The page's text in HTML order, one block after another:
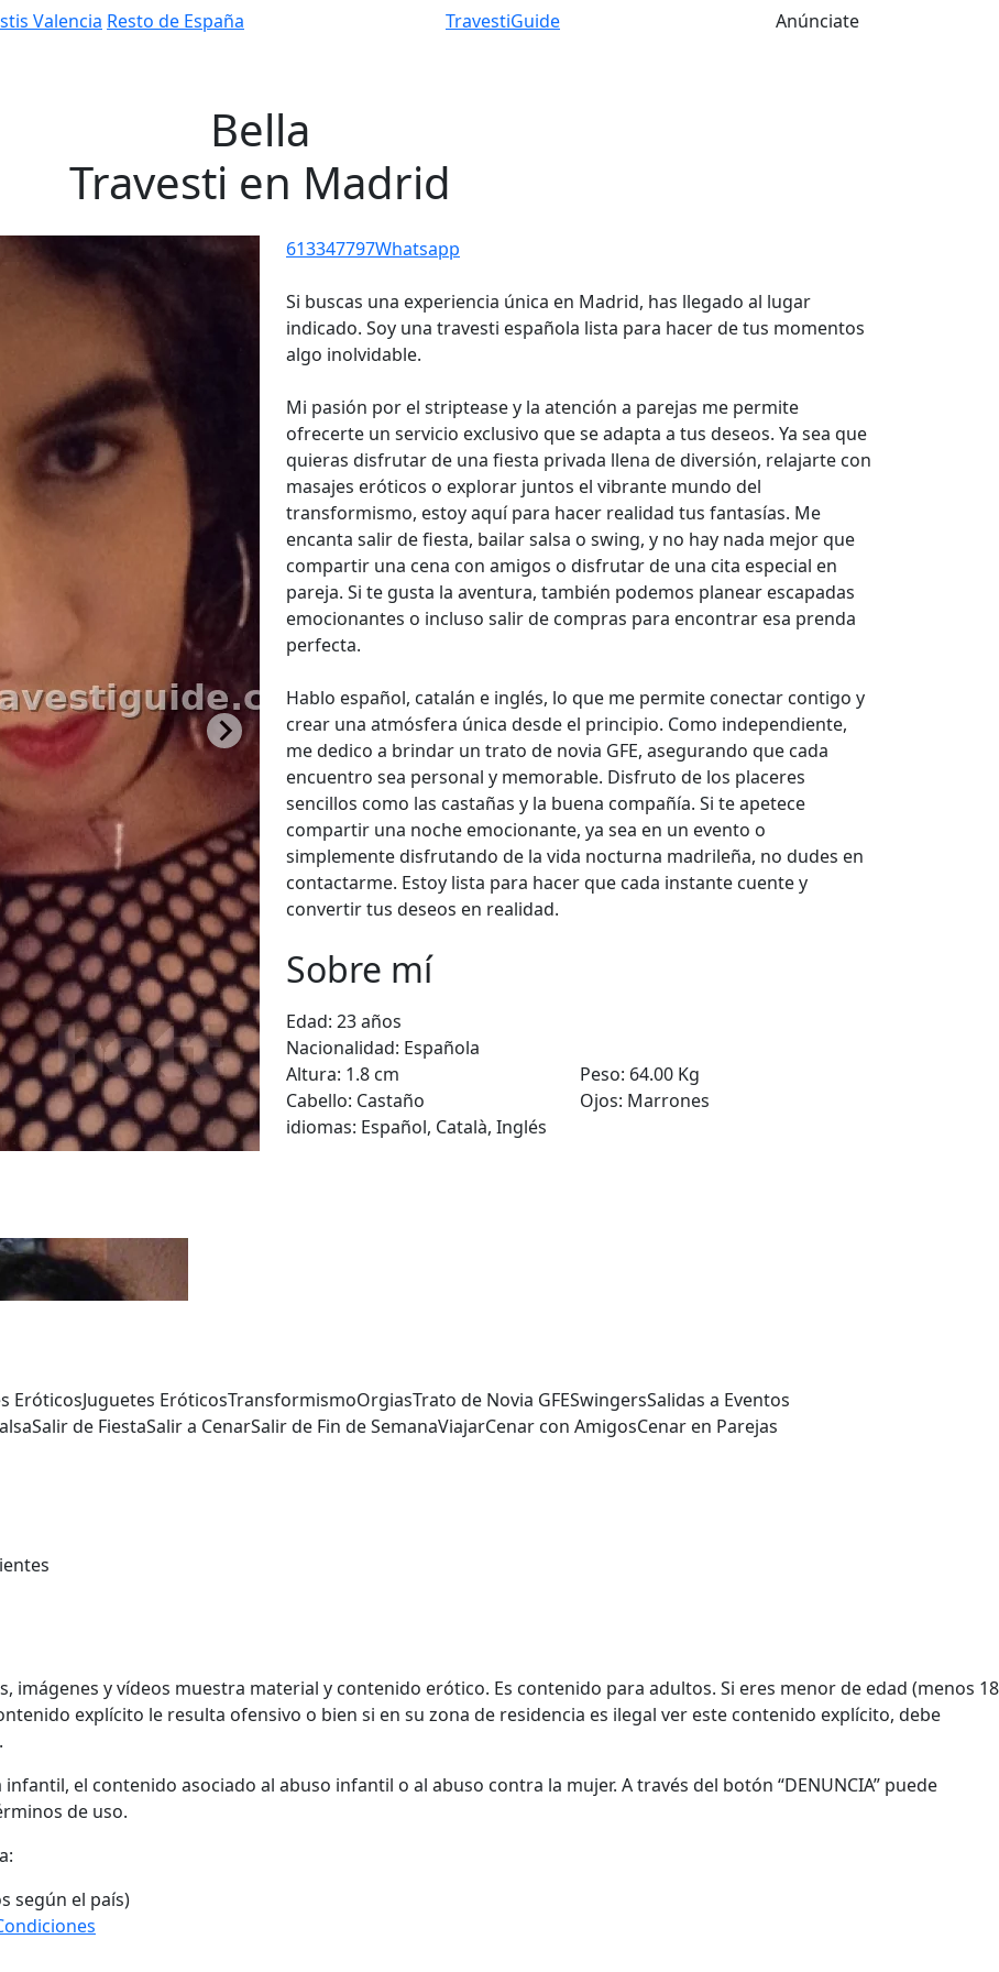
Valencia Resto de España TravestiGuide Anúnciate
Bella
Travesti en Madrid
613347797Whatsapp
Si buscas una experiencia única en Madrid, has llegado al lugar
indicado. Soy una travesti española lista para hacer de tus momentos
algo inolvidable.
Mi pasión por el striptease y la atención a parejas me permite
ofrecerte un servicio exclusivo que se adapta a tus deseos. Ya sea que
quieras disfrutar de una fiesta privada llena de diversión, relajarte con
masajes eróticos o explorar juntos el vibrante mundo del
transformismo, estoy aquí para hacer realidad tus fantasías. Me
encanta salir de fiesta, bailar salsa o swing, y no hay nada mejor que
compartir una cena con amigos o disfrutar de una cita especial en
pareja. Si te gusta la aventura, también podemos planear escapadas
emocionantes o incluso salir de compras para encontrar esa prenda
perfecta.
Hablo español, catalán e inglés, lo que me permite conectar contigo y
crear una atmósfera única desde el principio. Como independiente,
me dedico a brindar un trato de novia GFE, asegurando que cada
encuentro sea personal y memorable. Disfruto de los placeres
sencillos como las castañas y la buena compañía. Si te apetece
compartir una noche emocionante, ya sea en un evento o
simplemente disfrutando de la vida nocturna madrileña, no dudes en
contactarme. Estoy lista para hacer que cada instante cuente y
convertir tus deseos en realidad.
Sobre mí
Edad: 23 años
Nacionalidad: Española
Altura: 1.8 cm Peso: 64.00 Kg
Cabello: Castaño Ojos: Marrones
idiomas: Español, Català, Inglés
EróticosJuguetes EróticosTransformismoOrgiasTrato de Novia GFESwingersSalidas a Eventos
Salir de FiestaSalir a CenarSalir de Fin de SemanaViajarCenar con AmigosCenar en Parejas
y vídeos muestra material y contenido erótico. Es contenido para adultos. Si eres menor de edad (menos 18
explícito le resulta ofensivo o bien si en su zona de residencia es ilegal ver este contenido explícito, debe
el contenido asociado al abuso infantil o al abuso contra la mujer. A través del botón “DENUNCIA” puede
de uso.
según el país)